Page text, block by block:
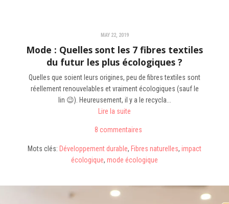
MAY 22, 2019
Mode : Quelles sont les 7 fibres textiles
du futur les plus écologiques ?
Quelles que soient leurs origines, peu de fibres textiles sont
réellement renouvelables et vraiment écologiques (sauf le
lin 😉). Heureusement, il y a le recycla...
Lire la suite
8 commentaires
Mots clés: Développement durable, Fibres naturelles, impact
écologique, mode écologique